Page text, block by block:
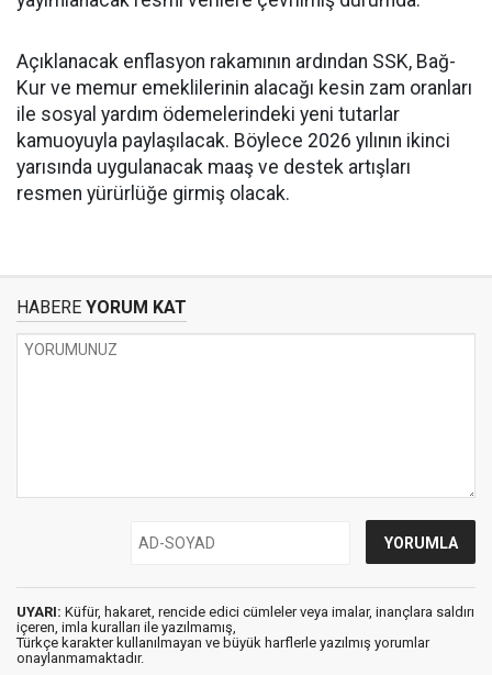
Açıklanacak enflasyon rakamının ardından SSK, Bağ-
Kur ve memur emeklilerinin alacağı kesin zam oranları
ile sosyal yardım ödemelerindeki yeni tutarlar
kamuoyuyla paylaşılacak. Böylece 2026 yılının ikinci
yarısında uygulanacak maaş ve destek artışları
resmen yürürlüğe girmiş olacak.
HABERE YORUM KAT
UYARI: Küfür, hakaret, rencide edici cümleler veya imalar, inançlara saldırı
içeren, imla kuralları ile yazılmamış,
Türkçe karakter kullanılmayan ve büyük harflerle yazılmış yorumlar
onaylanmamaktadır.